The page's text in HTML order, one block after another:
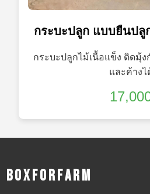
กระบะปลูก แบบยืนปลู
กระบะปลูกไม้เนื้อแข็ง ติดมุ้
และค้างไ
B o x f o r f a r m